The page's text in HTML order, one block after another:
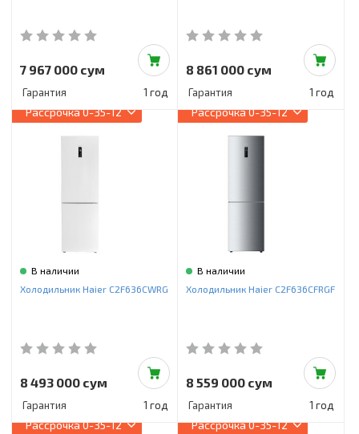
7 967 000 сум
Гарантия 1 год
8 861 000 сум
Гарантия 1 год
Рассрочка0-35-12
В наличии
Холодильник Haier C2F636CWRG
8 493 000 сум
Гарантия 1 год
Рассрочка0-35-12
В наличии
Холодильник Haier C2F636CFRGF
8 559 000 сум
Гарантия 1 год
Рассрочка0-35-12 Рассрочка0-35-12